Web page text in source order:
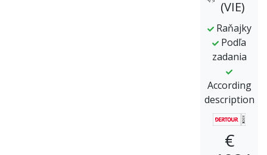
(VIE)
Raňajky
Podľa
zadania
According
description
€